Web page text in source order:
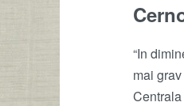
“In
mai